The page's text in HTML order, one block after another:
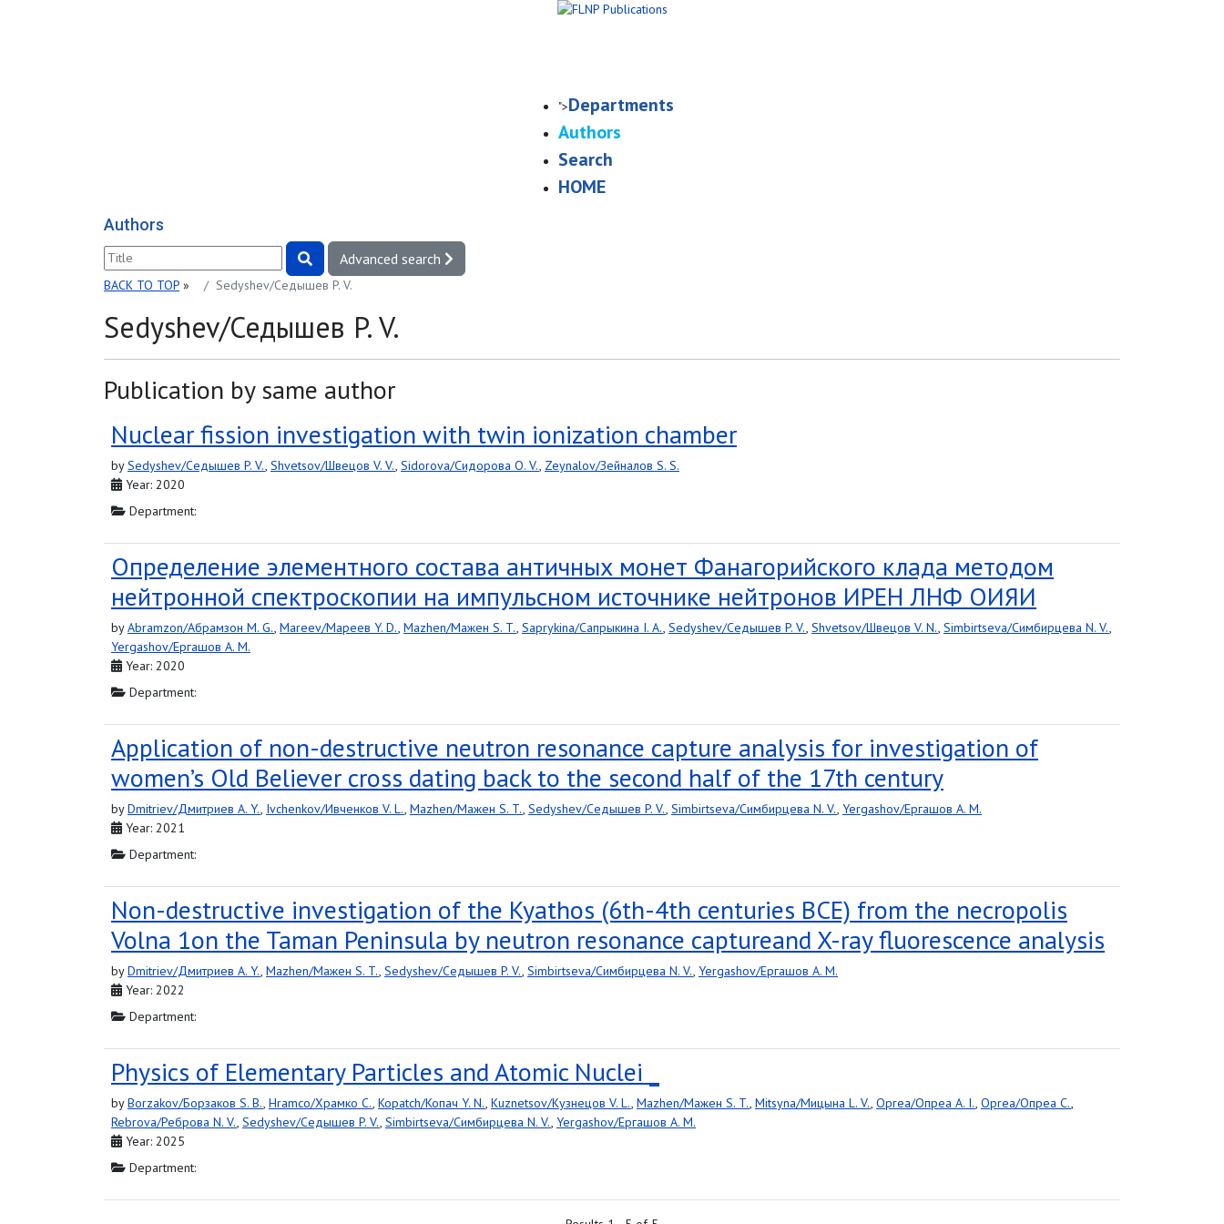
">Departments
Authors
Search
HOME
Authors
Advanced search
BACK TO TOP » Sedyshev/Седышев P. V.
Sedyshev/Седышев P. V.
Publication by same author
Nuclear fission investigation with twin ionization chamber
bySedyshev/Седышев P. V., Shvetsov/Швецов V. V., Sidorova/Сидорова O. V., Zeynalov/Зейналов S. S.
Year: 2020
Department:
Определение элементного состава античных монет Фанагорийского клада методом
нейтронной спектроскопии на импульсном источнике нейтронов ИРЕН ЛНФ ОИЯИ
byAbramzon/Абрамзон M. G., Mareev/Мареев Y. D., Mazhen/Мажен S. T., Saprykina/Сапрыкина I. A., Sedyshev/Седышев P. V., Shvetsov/Швецов V. N., Simbirtseva/Симбирцева N. V.,
Yergashov/Ергашов A. M.
Year: 2020
Department:
Application of non-destructive neutron resonance capture analysis for investigation of
women’s Old Believer cross dating back to the second half of the 17th century
byDmitriev/Дмитриев A. Y., Ivchenkov/Ивченков V. L., Mazhen/Мажен S. T., Sedyshev/Седышев P. V., Simbirtseva/Симбирцева N. V., Yergashov/Ергашов A. M.
Year: 2021
Department:
Non-destructive investigation of the Kyathos (6th-4th centuries BCE) from the necropolis
Volna 1on the Taman Peninsula by neutron resonance captureand X-ray fluorescence analysis
byDmitriev/Дмитриев A. Y., Mazhen/Мажен S. T., Sedyshev/Седышев P. V., Simbirtseva/Симбирцева N. V., Yergashov/Ергашов A. M.
Year: 2022
Department:
Physics of Elementary Particles and Atomic Nuclei _
byBorzakov/Борзаков S. B., Hramco/Храмко C., Kopatch/Копач Y. N., Kuznetsov/Кузнецов V. L., Mazhen/Мажен S. T., Mitsyna/Мицына L. V., Oprea/Опреа A. I., Oprea/Опреа C.,
Rebrova/Реброва N. V., Sedyshev/Седышев P. V., Simbirtseva/Симбирцева N. V., Yergashov/Ергашов A. M.
Year: 2025
Department: